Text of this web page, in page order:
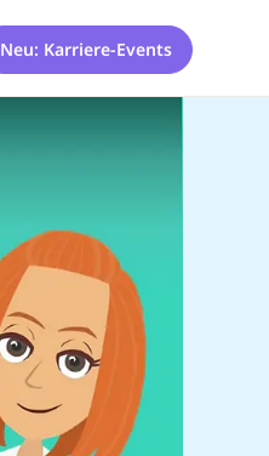
Neu: Karriere-Events